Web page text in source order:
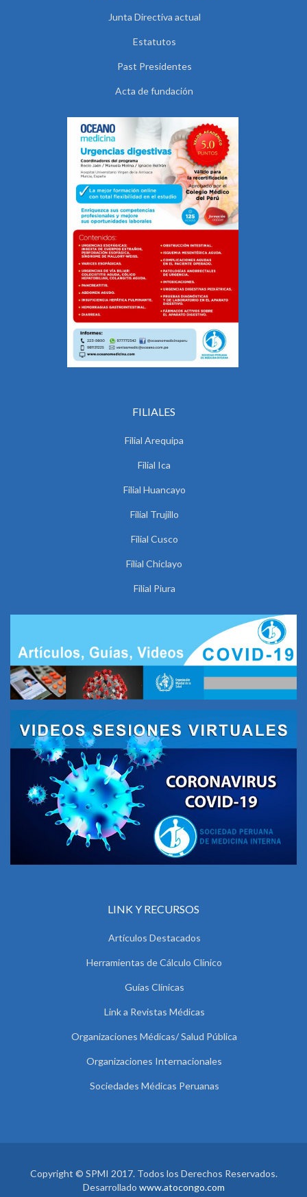
Junta Directiva actual
Estatutos
Past Presidentes
Acta de fundación
FILIALES
Filial Arequipa
Filial Ica
Filial Huancayo
Filial Trujillo
Filial Cusco
Filial Chiclayo
Filial Piura
LINK Y RECURSOS
Artículos Destacados
Herramientas de Cálculo Clínico
Guías Clínicas
Link a Revistas Médicas
Organizaciones Médicas/ Salud Pública
Organizaciones Internacionales
Sociedades Médicas Peruanas
Copyright © SPMI 2017. Todos los Derechos Reservados.
Desarrollado www.atocongo.com